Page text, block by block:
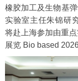
橡胶加工及生物基
实验室主任朱锦研
将赴上海参加由重
展览 Bio based